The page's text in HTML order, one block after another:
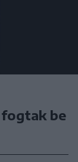
be